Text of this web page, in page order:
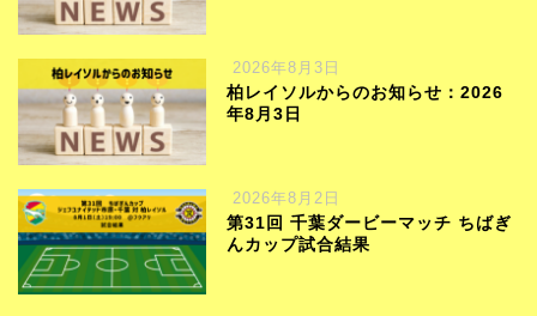
2026年8月3日
柏レイソルからのお知らせ：2026
年8月3日
2026年8月2日
第31回 千葉ダービーマッチ ちばぎ
んカップ試合結果